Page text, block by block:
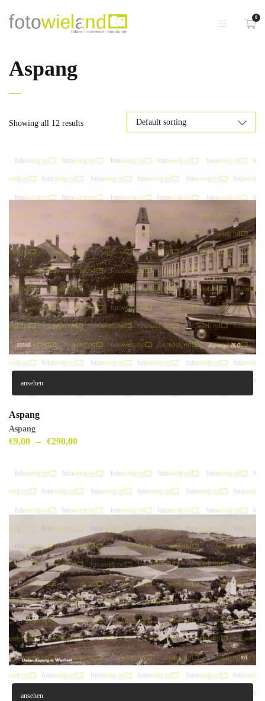
0
Aspang
Showing all 12 results
ansehen
Aspang
Aspang
€9,00 – €290,00
ansehen